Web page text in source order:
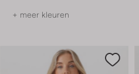
+ meer kleuren